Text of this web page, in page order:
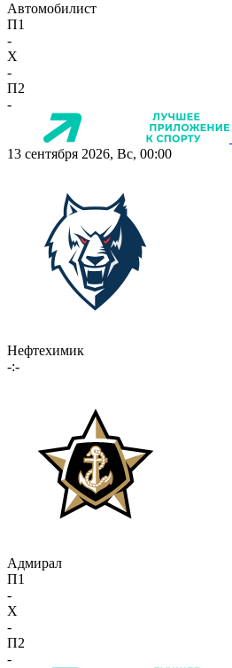
Автомобилист
П1
-
X
-
П2
-
13 сентября 2026, Вс, 00:00
Нефтехимик
-:-
Адмирал
П1
-
X
-
П2
-